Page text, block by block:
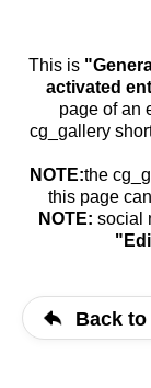
This is
activated
page of an
cg_gallery
NOTE:the
this page
NOTE: social
Back